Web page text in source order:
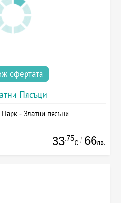
офертата
Пясъци
- Златни пясъци
33.75
€ / 66лв.